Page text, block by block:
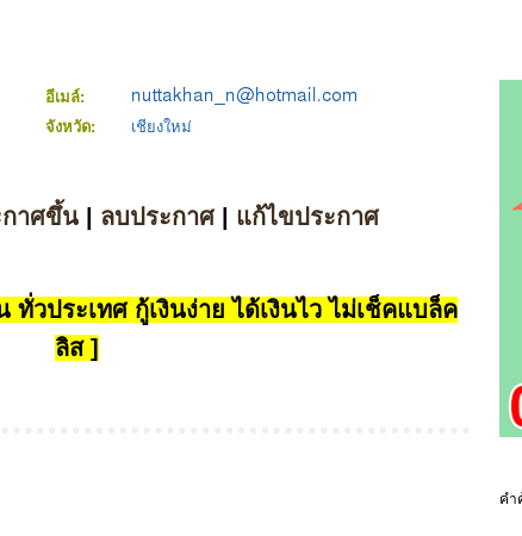
อีเมล์:
จังหวัด: เชียงใหม่
กาศขึ้น| ลบประกาศ| แก้ไขประกาศ
วประเทศ กู้เงินง่าย ได้เงินไว ไม่เช็คแบล็ค
ลิส ]
คำ